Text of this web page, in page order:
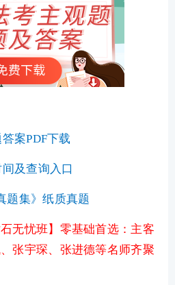
案PDF下载
及查询入口
题集》纸质真题
无忧班】零基础首选：主客
张宇琛、张进德等名师齐聚